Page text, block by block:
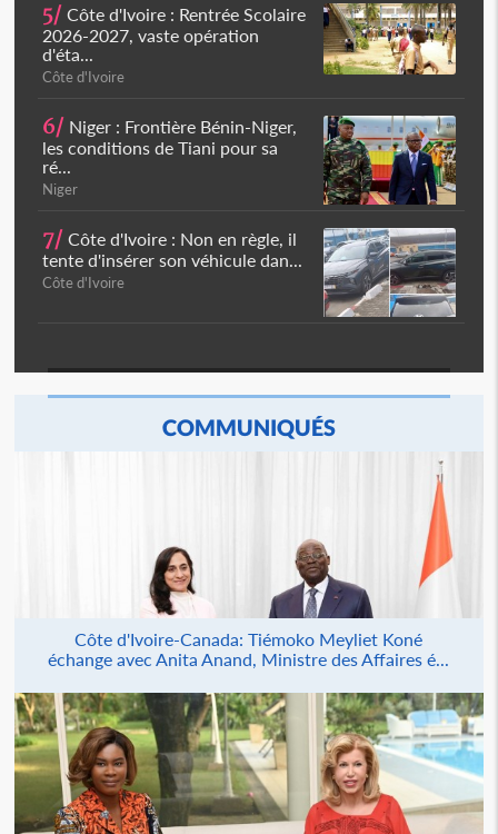
5/ Côte d'Ivoire : Rentrée Scolaire
2026-2027, vaste opération
d'éta...
Côte d'Ivoire
6/ Niger : Frontière Bénin-Niger,
les conditions de Tiani pour sa
ré...
Niger
7/ Côte d'Ivoire : Non en règle, il
tente d'insérer son véhicule dan...
Côte d'Ivoire
COMMUNIQUÉS
Côte d'Ivoire-Canada: Tiémoko Meyliet Koné
échange avec Anita Anand, Ministre des Affaires é...